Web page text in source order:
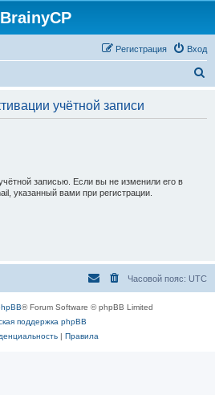
BrainyCP
Вход
Регистрация
учётной записи
записью. Если вы не изменили его в
указанный вами при регистрации.
Часовой пояс: UTC
® Forum Software © phpBB Limited
поддержка phpBB
| Правила